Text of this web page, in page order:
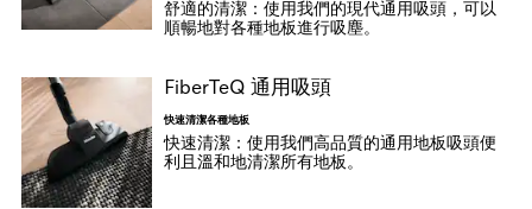
舒適的清潔：使用我們的現代通用吸頭，可以
順暢地對各種地板進行吸塵。
FiberTeQ 通用吸頭
快速清潔各種地板
快速清潔：使用我們高品質的通用地板吸頭便
利且溫和地清潔所有地板。